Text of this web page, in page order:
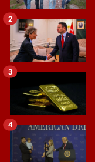
2
3
4